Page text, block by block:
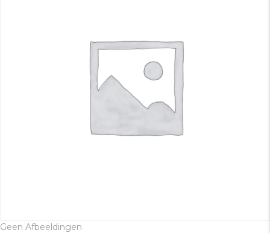
Geen Afbeeldingen